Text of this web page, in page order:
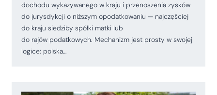
dochodu wykazywanego w kraju i przenoszenia zysków
do jurysdykcji o niższym opodatkowaniu — najczęściej
do kraju siedziby spółki matki lub
do rajów podatkowych. Mechanizm jest prosty w swojej
logice: polska…